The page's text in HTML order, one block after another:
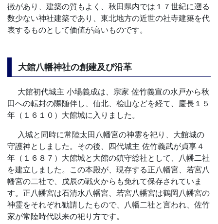
徴があり、建築の質もよく、秋田県内では１７世紀に遡る
数少ない神社建築であり、東北地方の近世の社寺建築を代
表するものとして価値が高いものです。
大館八幡神社の創建及び沿革
大館初代城主 小場義成は、宗家 佐竹義宣の水戸から秋
田への転封の際随伴し、仙北、桧山などを経て、慶長１５
年（１６１０）大館城に入りました。
入城と同時に常陸太田八幡宮の神霊を祀り、大館城の
守護神としました。その後、四代城主 佐竹義武が貞享４
年（１６８７）大館城と大館の鎮守総社として、八幡二社
を建立しました。この本殿が、現存する正八幡宮、若宮八
幡宮の二社で、戊辰の戦火からも免れて保存されていま
す。正八幡宮は石清水八幡宮、若宮八幡宮は鶴岡八幡宮の
神霊をそれぞれ勧請したもので、八幡二社と言われ、佐竹
家が常陸時代以来の祀り方です。